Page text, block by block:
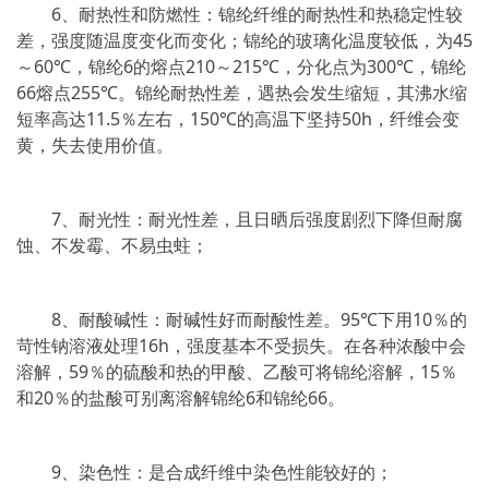
6、耐热性和防燃性：锦纶纤维的耐热性和热稳定性较
差，强度随温度变化而变化；锦纶的玻璃化温度较低，为45
～60℃，锦纶6的熔点210～215℃，分化点为300℃，锦纶
66熔点255℃。锦纶耐热性差，遇热会发生缩短，其沸水缩
短率高达11.5％左右，150℃的高温下坚持50h，纤维会变
黄，失去使用价值。
7、耐光性：耐光性差，且日晒后强度剧烈下降但耐腐
蚀、不发霉、不易虫蛀；
8、耐酸碱性：耐碱性好而耐酸性差。95℃下用10％的
苛性钠溶液处理16h，强度基本不受损失。在各种浓酸中会
溶解，59％的硫酸和热的甲酸、乙酸可将锦纶溶解，15％
和20％的盐酸可别离溶解锦纶6和锦纶66。
9、染色性：是合成纤维中染色性能较好的；